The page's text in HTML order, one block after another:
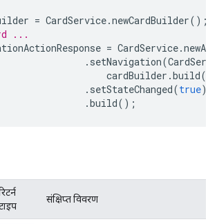
= CardService.newCardBuilder();
...
= CardService.
. setNavigation(
cardBuilder .build
. setStateChanged(true)
.build();
संक्षिप्त विवरण